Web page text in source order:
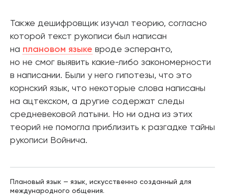
Также дешифровщик изучал теорию, согласно
которой текст рукописи был написан
на плановом языке вроде эсперанто,
но не смог выявить какие-либо закономерности
в написании. Были у него гипотезы, что это
корнский язык, что некоторые слова написаны
на ацтекском, а другие содержат следы
средневековой латыни. Но ни одна из этих
теорий не помогла приблизить к разгадке тайны
рукописи Войнича.
Плановый язык — язык, искусственно созданный для
международного общения.